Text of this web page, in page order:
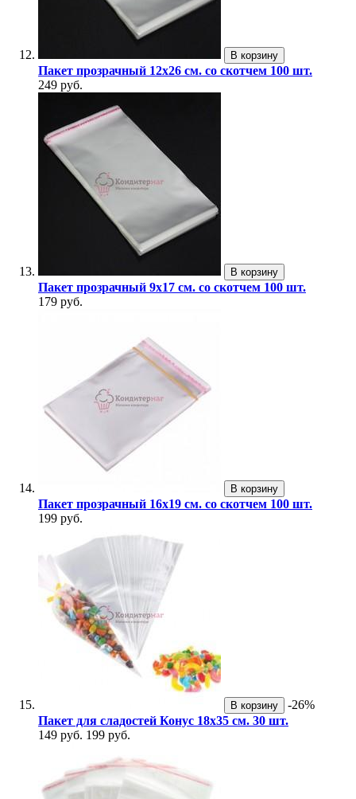
В корзину
Пакет прозрачный 12х26 см. со скотчем 100 шт.
249 руб.
В корзину
Пакет прозрачный 9х17 см. со скотчем 100 шт.
179 руб.
В корзину
Пакет прозрачный 16х19 см. со скотчем 100 шт.
199 руб.
В корзину
-26%
Пакет для сладостей Конус 18х35 см. 30 шт.
149 руб. 199 руб.